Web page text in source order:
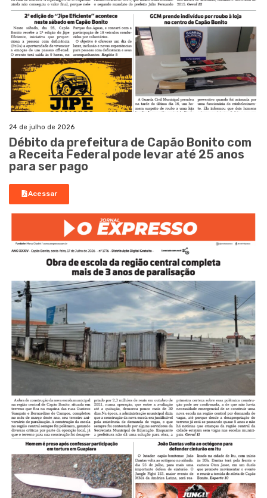
24 de julho de 2026
Débito da prefeitura de Capão Bonito com
a Receita Federal pode levar até 25 anos
para ser pago
Acessar